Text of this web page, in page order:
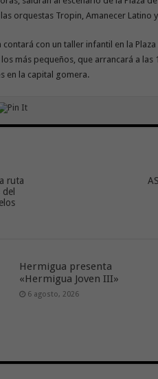
orquestas Tropin, Amanecer Latino
con un taller infantil en la
más pequeños, que arrancará a
en la capital gomera.
ruta
Hermigua presenta
«Hermigua Joven III»
6 agosto, 2026